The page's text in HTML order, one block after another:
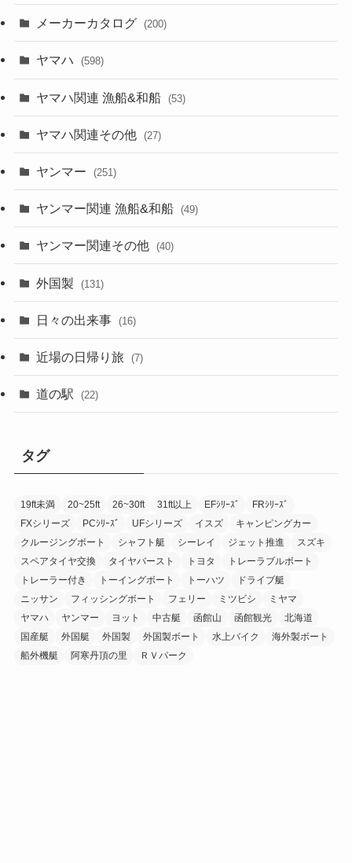
メーカーカタログ (200)
ヤマハ (598)
ヤマハ関連 漁船&和船 (53)
ヤマハ関連その他 (27)
ヤンマー (251)
ヤンマー関連 漁船&和船 (49)
ヤンマー関連その他 (40)
外国製 (131)
日々の出来事 (16)
近場の日帰り旅 (7)
道の駅 (22)
タグ
19ft未満 20~25ft 26~30ft 31ft以上 EFｼﾘｰｽﾞ
FRｼﾘｰｽﾞ
FXシリーズ
PCｼﾘｰｽﾞ UFシリーズ イスズ
キャンピングカー
クルージングボート
シャフト艇 シーレイ ジェット推進
スズキ
スペアタイヤ交換
タイヤバースト トヨタ
トレーラブルボート
トレーラー付き
トーイングボート トーハツ
ドライブ艇
ニッサン
フィッシングボート フェリー ミツビシ
ミヤマ
ヤマハ
ヤンマー ヨット 中古艇 函館山 函館観光
北海道
国産艇
外国艇 外国製 外国製ボート 水上バイク
海外製ボート
船外機艇
阿寒丹頂の里 ＲＶパーク